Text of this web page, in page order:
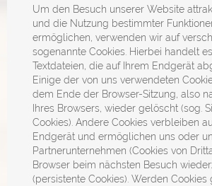
Um den Besuch unserer Website
und die Nutzung bestimmter
ermöglichen, verwenden wir auf
sogenannte Cookies. Hierbei handelt
Textdateien, die auf Ihrem Endgerät
Einige der von uns verwendeten
dem Ende der Browser-Sitzung, also
Ihres Browsers, wieder gelöscht (sog.
Cookies). Andere Cookies verbleiben
Endgerät und ermöglichen uns oder
Partnerunternehmen (Cookies von
Browser beim nächsten Besuch
(persistente Cookies). Werden Cookies